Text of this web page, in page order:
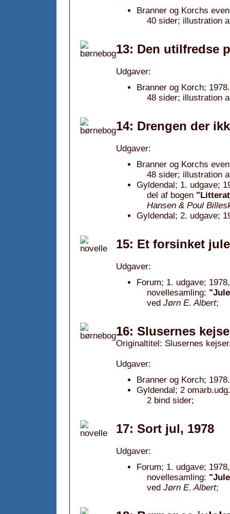
Branner og Korchs
40 sider; illustration
13: Den utilfredse
Udgaver:
Branner og Korch; 1978.
48 sider; illustration
14: Drengen der
Udgaver:
Branner og Korchs
48 sider; illustration
Gyldendal; 1. udgave;
del af bogen
Hansen & Poul
Gyldendal; 2. udgave;
15: Et forsinket
Udgaver:
Forum; 1. udgave;
novellesamling:
ved Jørn E. Albert;
16: Slusernes
Originaltitel: Slusernes
Udgaver:
Branner og Korch; 1978.
Gyldendal; 2
2 bind sider;
17: Sort jul, 1978
Udgaver:
Forum; 1. udgave;
novellesamling:
ved Jørn E. Albert;